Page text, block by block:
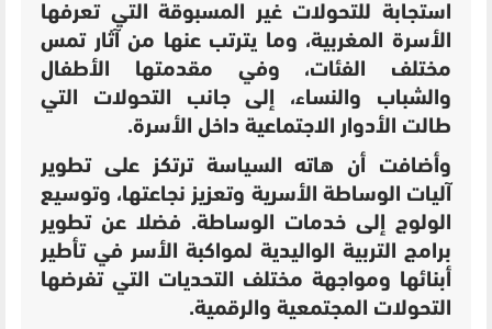
استجابة للتحولات غير المسبوقة التي تعرفها
الأسرة المغربية، وما يترتب عنها من آثار تمس
مختلف الفئات، وفي مقدمتها الأطفال
والشباب والنساء، إلى جانب التحولات التي
طالت الأدوار الاجتماعية داخل الأسرة.
وأضافت أن هاته السياسة ترتكز على تطوير
آليات الوساطة الأسرية وتعزيز نجاعتها، وتوسيع
الولوج إلى خدمات الوساطة. فضلا عن تطوير
برامج التربية الواليدية لمواكبة الأسر في تأطير
أبنائها ومواجهة مختلف التحديات التي تفرضها
التحولات المجتمعية والرقمية.